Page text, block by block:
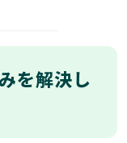
を解決し